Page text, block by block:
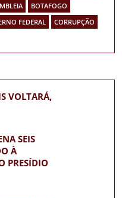
BOTAFOGO
FEDERAL
CORRUPÇÃO
VOLTARÁ,
SEIS
À
PRESÍDIO